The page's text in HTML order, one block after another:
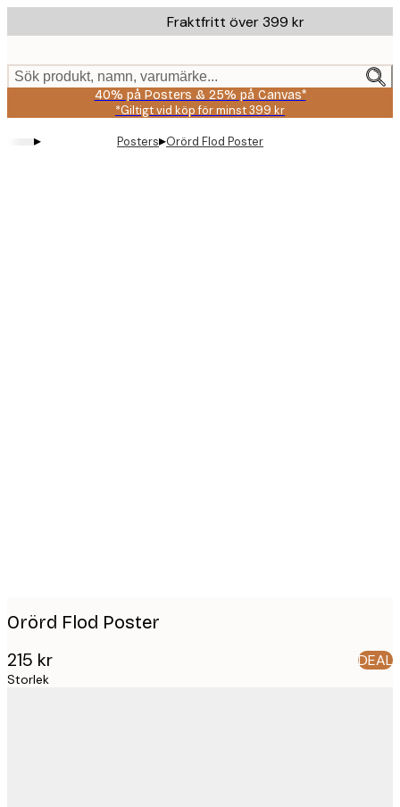
to
content.
Fraktfritt över 399 kr
Sök produkt, namn, varumärke...
40% på Posters & 25% på Canvas*
*Giltigt vid köp för minst 399 kr
▸ Posters▸Orörd Flod Poster
Orörd Flod Poster
215 kr DEAL
Storlek